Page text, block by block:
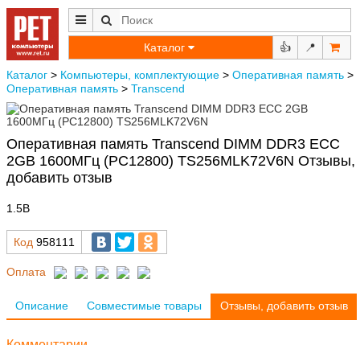
Каталог 👍 📍
Каталог > Компьютеры, комплектующие > Оперативная память >
Оперативная память > Transcend
Оперативная память Transcend DIMM DDR3 ECC
2GB 1600МГц (PC12800) TS256MLK72V6N Отзывы,
добавить отзыв
1.5В
Код 958111
Оплата
Описание Совместимые товары Отзывы, добавить отзыв